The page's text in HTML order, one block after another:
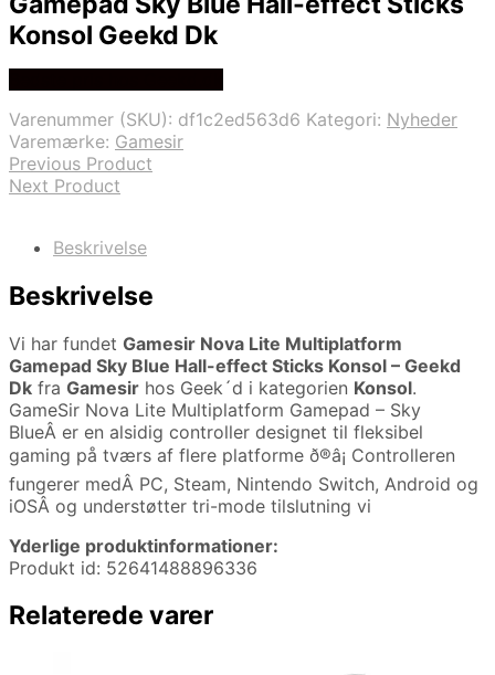
Konsol Geekd Dk
Varenummer (SKU): df1c2ed563d6 Kategori: Nyheder
Varemærke: Gamesir
Previous Product
Next Product
Beskrivelse
Beskrivelse
Vi har fundet Gamesir Nova Lite Multiplatform
Gamepad Sky Blue Hall-effect Sticks Konsol – Geekd
Dk fra Gamesir hos Geek´d i kategorien Konsol.
GameSir Nova Lite Multiplatform Gamepad – Sky
BlueÂ er en alsidig controller designet til fleksibel
gaming på tværs af flere platforme ð®â¡ Controlleren
fungerer medÂ PC, Steam, Nintendo Switch, Android og
iOSÂ og understøtter tri-mode tilslutning vi
Yderlige produktinformationer:
Produkt id: 52641488896336
Relaterede varer